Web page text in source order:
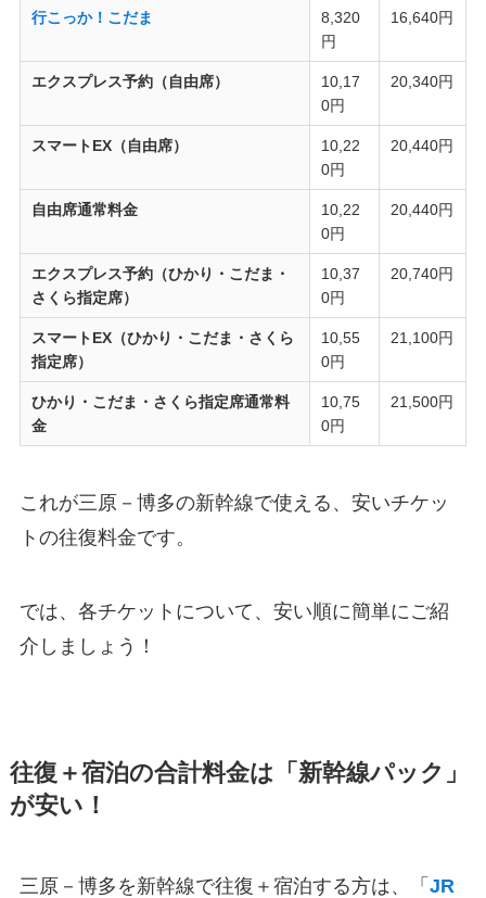
行こっか！こだま
8,320
円
16,640円
エクスプレス予約（自由席）
10,17
0円
20,340円
スマートEX（自由席）
10,22
0円
20,440円
自由席通常料金
10,22
0円
20,440円
エクスプレス予約（ひかり・こだま・
さくら指定席）
10,37
0円
20,740円
スマートEX（ひかり・こだま・さくら
指定席）
10,55
0円
21,100円
ひかり・こだま・さくら指定席通常料
金
10,75
0円
21,500円
これが三原－博多の新幹線で使える、安いチケッ
トの往復料金です。
では、各チケットについて、安い順に簡単にご紹
介しましょう！
往復＋宿泊の合計料金は「新幹線パック」
が安い！
三原－博多を新幹線で往復＋宿泊する方は、「 JR